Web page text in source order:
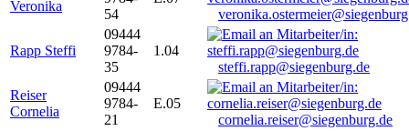
Veronika
54
Rapp Steffi
09444
9784-
35
1.04
steffi.rapp@siegenburg.de
Reiser
Cornelia
09444
9784-
21
E.05
cornelia.reiser@siegenburg.de